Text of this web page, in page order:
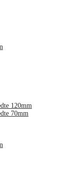
120mm
70mm